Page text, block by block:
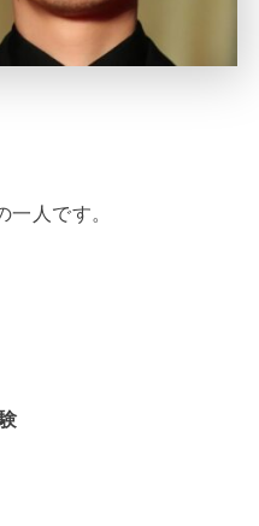
一人です。